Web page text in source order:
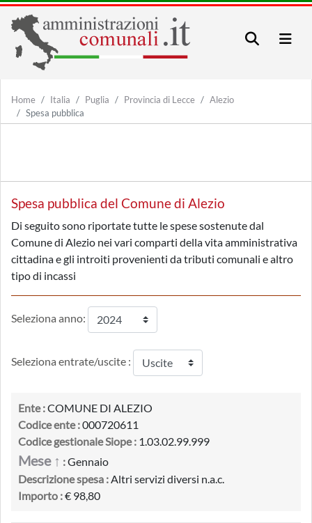
Home Italia Puglia Provincia di Lecce
Alezio
Spesa pubblica
Spesa pubblica del Comune di Alezio
Di seguito sono riportate tutte le spese sostenute dal
Comune di Alezio nei vari comparti della vita amministrativa
cittadina e gli introiti provenienti da tributi comunali e altro
tipo di incassi
Seleziona anno:
Seleziona entrate/uscite :
Ente :COMUNE DI ALEZIO
Codice ente :000720611
Codice gestionale Siope : 1.03.02.99.999
Mese ↑ :Gennaio
Descrizione spesa :Altri servizi diversi n.a.c.
Importo :€ 98,80